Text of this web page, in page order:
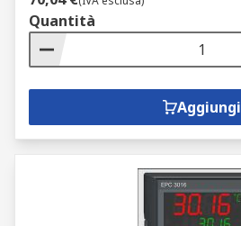
Quantità
Aggiungi